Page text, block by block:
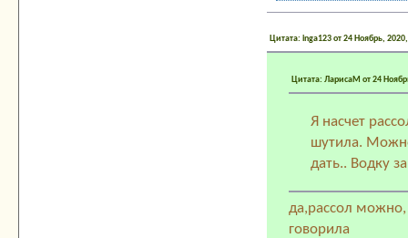
Цитата: inga123 от 24 Ноябрь,
Цитата: ЛарисаМ от 24
Я насчет
шутила.
дать.. Водку
да,рассол
говорила